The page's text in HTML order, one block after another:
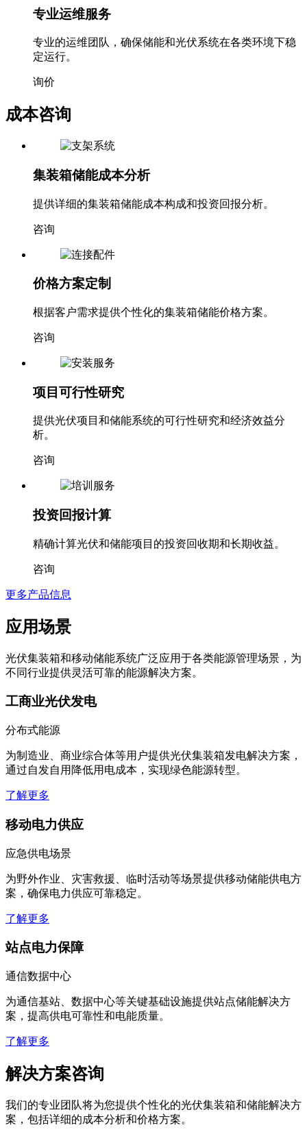
专业运维服务
专业的运维团队，确保储能和光伏系统在各类环境下稳
定运行。
询价
成本咨询
集装箱储能成本分析
提供详细的集装箱储能成本构成和投资回报分析。
咨询
价格方案定制
根据客户需求提供个性化的集装箱储能价格方案。
咨询
项目可行性研究
提供光伏项目和储能系统的可行性研究和经济效益分
析。
咨询
投资回报计算
精确计算光伏和储能项目的投资回收期和长期收益。
咨询
更多产品信息
应用场景
光伏集装箱和移动储能系统广泛应用于各类能源管理场景，为
不同行业提供灵活可靠的能源解决方案。
工商业光伏发电
分布式能源
为制造业、商业综合体等用户提供光伏集装箱发电解决方案，
通过自发自用降低用电成本，实现绿色能源转型。
了解更多
移动电力供应
应急供电场景
为野外作业、灾害救援、临时活动等场景提供移动储能供电方
案，确保电力供应可靠稳定。
了解更多
站点电力保障
通信数据中心
为通信基站、数据中心等关键基础设施提供站点储能解决方
案，提高供电可靠性和电能质量。
了解更多
解决方案咨询
我们的专业团队将为您提供个性化的光伏集装箱和储能解决方
案，包括详细的成本分析和价格方案。